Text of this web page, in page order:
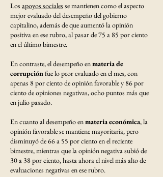
Los apoyos sociales se mantienen como el aspecto
mejor evaluado del desempeño del gobierno
capitalino, además de que aumentó la opinión
positiva en ese rubro, al pasar de 75 a 85 por ciento
en el último bimestre.
En contraste, el desempeño enmateria de
corrupciónfue lo peor evaluado en el mes, con
apenas 8 por ciento de opinión favorable y 86 por
ciento de opiniones negativas, ocho puntos más que
en julio pasado.
En cuanto al desempeño enmateria económica, la
opinión favorable se mantiene mayoritaria, pero
disminuyó de 66 a 55 por ciento en el reciente
bimestre, mientras que la opinión negativa subió de
30 a 38 por ciento, hasta ahora el nivel más alto de
evaluaciones negativas en ese rubro.